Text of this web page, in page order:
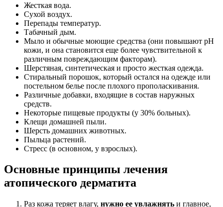
Жесткая вода.
Сухой воздух.
Перепады температур.
Табачный дым.
Мыло и обычные моющие средства (они повышают pH
кожи, и она становится еще более чувствительной к
различным повреждающим факторам).
Шерстяная, синтетическая и просто жесткая одежда.
Стиральный порошок, который остался на одежде или
постельном белье после плохого прополаскивания.
Различные добавки, входящие в состав наружных
средств.
Некоторые пищевые продукты (у 30% больных).
Клещи домашней пыли.
Шерсть домашних животных.
Пыльца растений.
Стресс (в основном, у взрослых).
Основные принципы лечения
атопического дерматита
Раз кожа теряет влагу, нужно ее увлажнять и главное,